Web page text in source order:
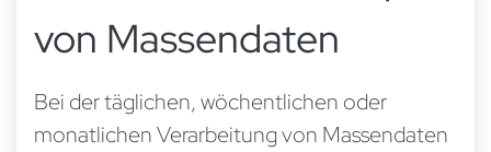
von Massendaten
Bei der täglichen, wöchentlichen oder
monatlichen Verarbeitung von Massendaten